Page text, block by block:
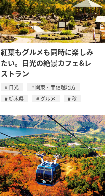
紅葉もグルメも同時に楽しみ
たい。日光の絶景カフェ&レ
ストラン
日光
関東・甲信越地方
栃木県
グルメ 秋